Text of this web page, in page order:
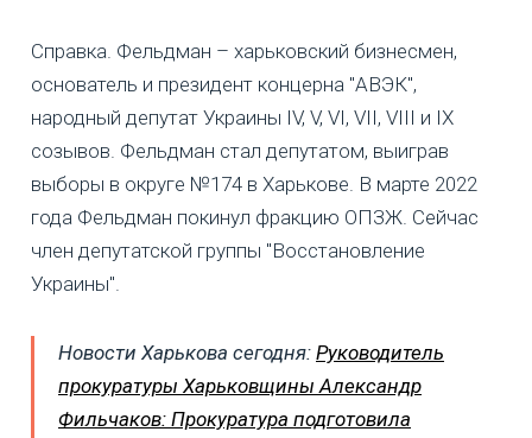
Справка. Фельдман – харьковский бизнесмен,
основатель и президент концерна "АВЭК",
народный депутат Украины IV, V, VI, VII, VIII и IX
созывов. Фельдман стал депутатом, выиграв
выборы в округе №174 в Харькове. В марте 2022
года Фельдман покинул фракцию ОПЗЖ. Сейчас
член депутатской группы "Восстановление
Украины".
Новости Харькова сегодня: Руководитель
прокуратуры Харьковщины Александр
Фильчаков: Прокуратура подготовила